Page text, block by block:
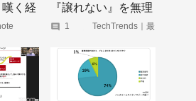
く経
へ
『譲れない』を無理
に奪おうとしない」
「相互電業」の働き
方改革
1
TechTrends｜最
事例をご紹介